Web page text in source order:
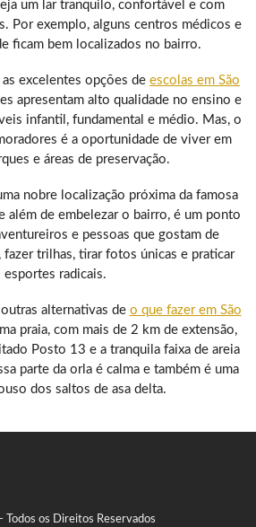
um lar tranquilo, confortável e com
Por exemplo, alguns centros médicos e
ficam bem localizados no bairro.
excelentes opções de escolas em São
apresentam alto qualidade no ensino e
infantil, fundamental e médio. Mas, o
é a oportunidade de viver em
e áreas de preservação.
nobre localização próxima da famosa
além de embelezar o bairro, é um ponto
e pessoas que gostam de
fazer trilhas, tirar fotos únicas e praticar
esportes radicais.
alternativas de o que fazer em São
praia, com mais de 2 km de extensão,
Posto 13 e a tranquila faixa de areia
parte da orla é calma e também é uma
dos saltos de asa delta.
Todos os Direitos Reservados